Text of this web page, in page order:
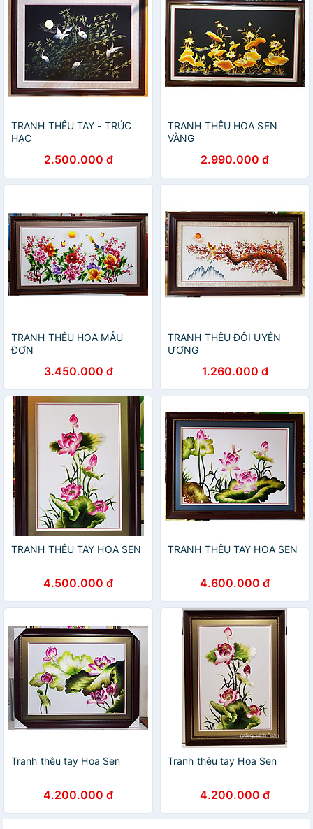
TRANH THÊU TAY - TRÚC
HẠC
2.500.000 đ
TRANH THÊU HOA SEN
VÀNG
2.990.000 đ
TRANH THÊU HOA MẪU
ĐƠN
3.450.000 đ
TRANH THÊU ĐÔI UYÊN
ƯƠNG
1.260.000 đ
TRANH THÊU TAY HOA SEN
4.500.000 đ
TRANH THÊU TAY HOA SEN
4.600.000 đ
Tranh thêu tay Hoa Sen
4.200.000 đ
Tranh thêu tay Hoa Sen
4.200.000 đ